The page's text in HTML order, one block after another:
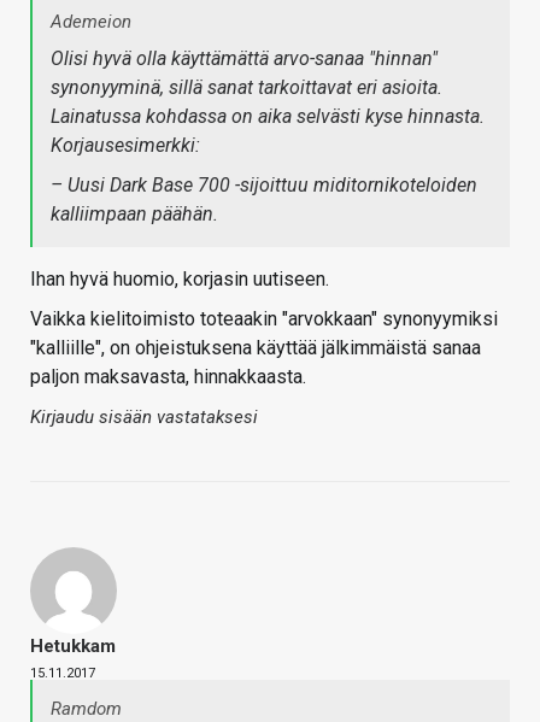
Ademeion
Olisi hyvä olla käyttämättä arvo-sanaa "hinnan"
synonyyminä, sillä sanat tarkoittavat eri asioita.
Lainatussa kohdassa on aika selvästi kyse hinnasta.
Korjausesimerkki:
– Uusi Dark Base 700 -sijoittuu miditornikoteloiden
kalliimpaan päähän.
Ihan hyvä huomio, korjasin uutiseen.
Vaikka kielitoimisto toteaakin "arvokkaan" synonyymiksi
"kalliille", on ohjeistuksena käyttää jälkimmäistä sanaa
paljon maksavasta, hinnakkaasta.
Kirjaudu sisään vastataksesi
Hetukkam
15.11.2017
Ramdom